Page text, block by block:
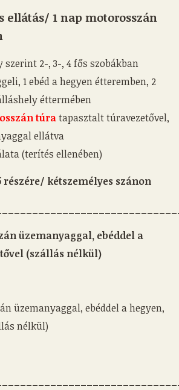
ellátás/ 1 nap motorosszán
szerint 2-, 3-, 4 fős szobákban
1 ebéd a hegyen étteremben, 2
éttermében
túratapasztalt túravezetővel,
ellátva
(terítés ellenében)
részére/ kétszemélyes szánon
üzemanyaggal, ebéddel a
(szállás nélkül)
üzemanyaggal, ebéddel a hegyen,
nélkül)